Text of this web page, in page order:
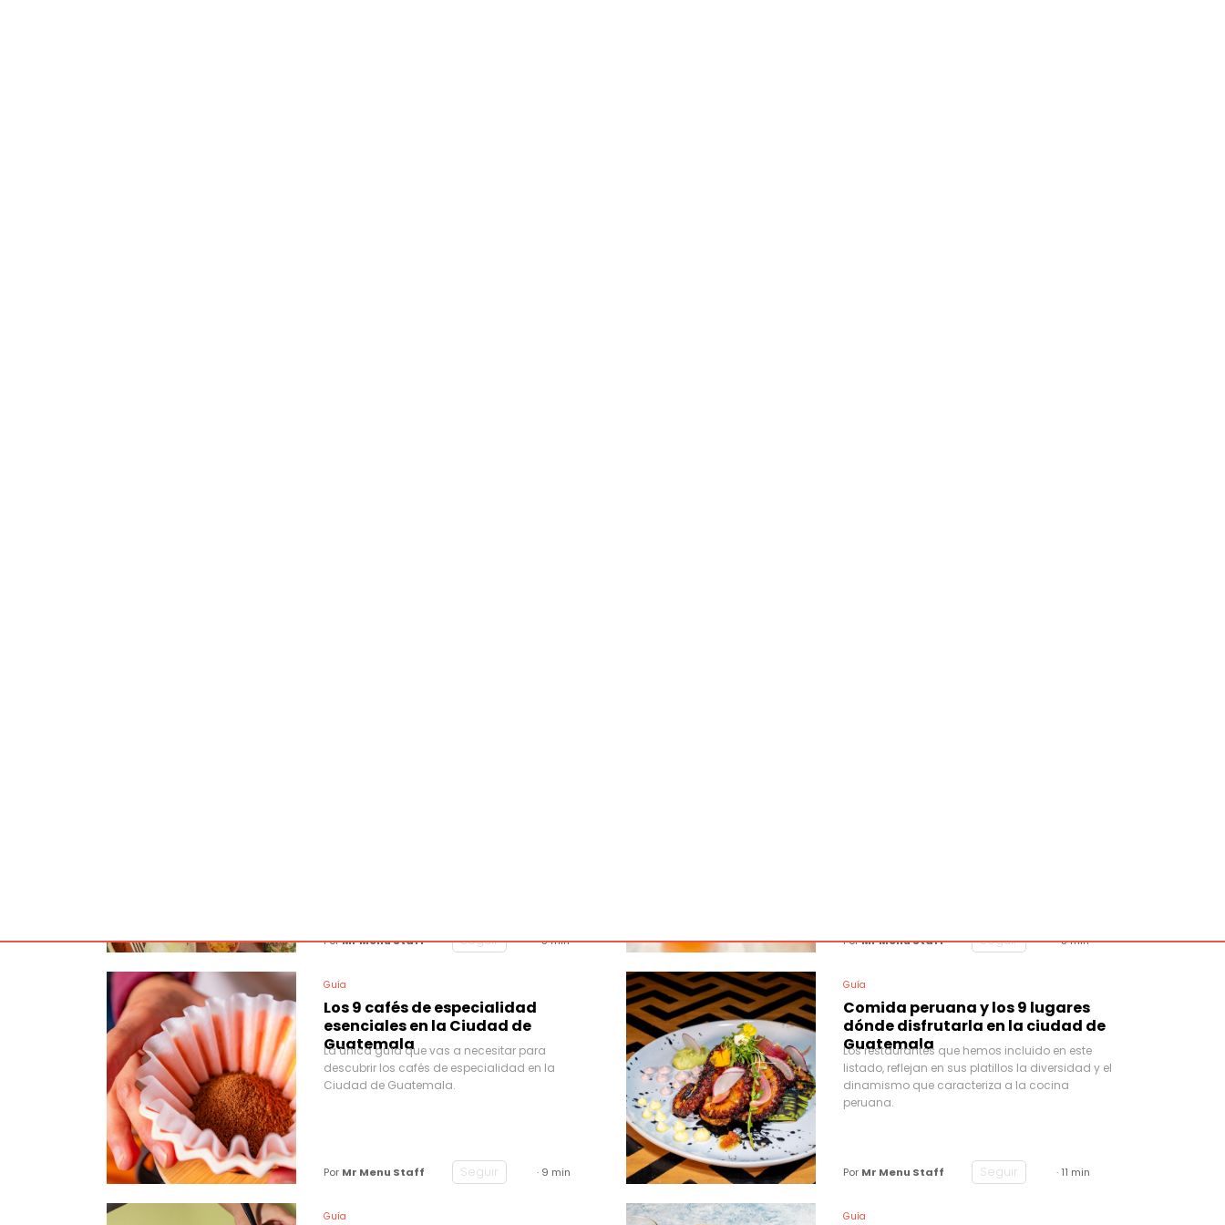
PorMr Menu Staff Seguir · 5 min PorMr Menu Staff Seguir · 5 min
Guía
Los 9 cafés de especialidad
esenciales en la Ciudad de
Guatemala
La única guía que vas a necesitar para
descubrir los cafés de especialidad en la
Ciudad de Guatemala.
Por Mr Menu Staff Seguir · 9 min
Guía
Comida peruana y los 9 lugares
dónde disfrutarla en la ciudad de
Guatemala
Los restaurantes que hemos incluido en este
listado, reflejan en sus platillos la diversidad y el
dinamismo que caracteriza a la cocina
peruana.
Por Mr Menu Staff Seguir · 11 min
Guía Guía